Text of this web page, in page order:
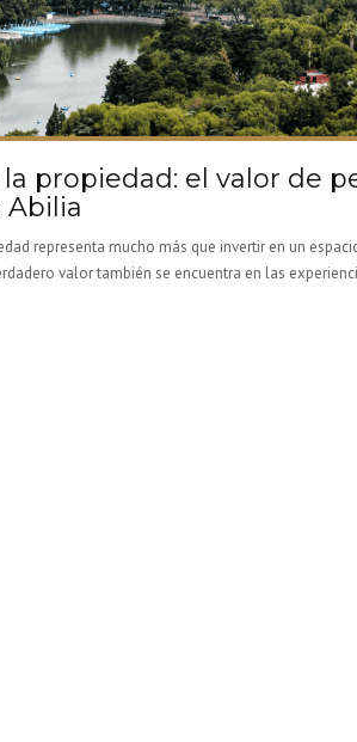
la propiedad: el valor de
Abilia
representa mucho más que invertir en un
valor también se encuentra en las